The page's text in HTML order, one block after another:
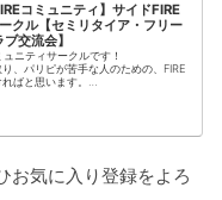
コミュニティ】サイドFIRE
クル【セミリタイア・フリー
交流会】
ニティサークルです！
、パリピが苦手な人のための、FIRE
ばと思います。
人やビジネスでの繋がりが、苦手な
お気に入り登録をよろ